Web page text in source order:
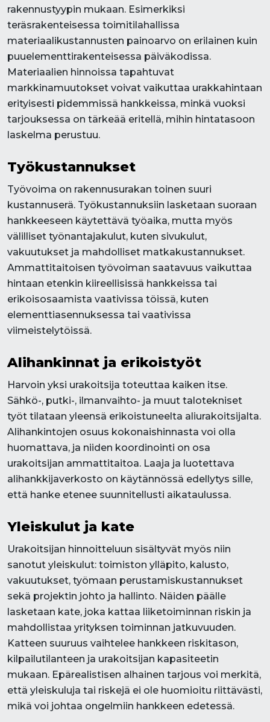
rakennustyypin mukaan. Esimerkiksi
teräsrakenteisessa toimitilahallissa
materiaalikustannusten painoarvo on erilainen kuin
puuelementtirakenteisessa päiväkodissa.
Materiaalien hinnoissa tapahtuvat
markkinamuutokset voivat vaikuttaa urakkahintaan
erityisesti pidemmissä hankkeissa, minkä vuoksi
tarjouksessa on tärkeää eritellä, mihin hintatasoon
laskelma perustuu.
Työkustannukset
Työvoima on rakennusurakan toinen suuri
kustannuserä. Työkustannuksiin lasketaan suoraan
hankkeeseen käytettävä työaika, mutta myös
välilliset työnantajakulut, kuten sivukulut,
vakuutukset ja mahdolliset matkakustannukset.
Ammattitaitoisen työvoiman saatavuus vaikuttaa
hintaan etenkin kiireellisissä hankkeissa tai
erikoisosaamista vaativissa töissä, kuten
elementtiasennuksessa tai vaativissa
viimeistelytöissä.
Alihankinnat ja erikoistyöt
Harvoin yksi urakoitsija toteuttaa kaiken itse.
Sähkö-, putki-, ilmanvaihto- ja muut talotekniset
työt tilataan yleensä erikoistuneelta aliurakoitsijalta.
Alihankintojen osuus kokonaishinnasta voi olla
huomattava, ja niiden koordinointi on osa
urakoitsijan ammattitaitoa. Laaja ja luotettava
alihankkijaverkosto on käytännössä edellytys sille,
että hanke etenee suunnitellusti aikataulussa.
Yleiskulut ja kate
Urakoitsijan hinnoitteluun sisältyvät myös niin
sanotut yleiskulut: toimiston ylläpito, kalusto,
vakuutukset, työmaan perustamiskustannukset
sekä projektin johto ja hallinto. Näiden päälle
lasketaan kate, joka kattaa liiketoiminnan riskin ja
mahdollistaa yrityksen toiminnan jatkuvuuden.
Katteen suuruus vaihtelee hankkeen riskitason,
kilpailutilanteen ja urakoitsijan kapasiteetin
mukaan. Epärealistisen alhainen tarjous voi merkitä,
että yleiskuluja tai riskejä ei ole huomioitu riittävästi,
mikä voi johtaa ongelmiin hankkeen edetessä.